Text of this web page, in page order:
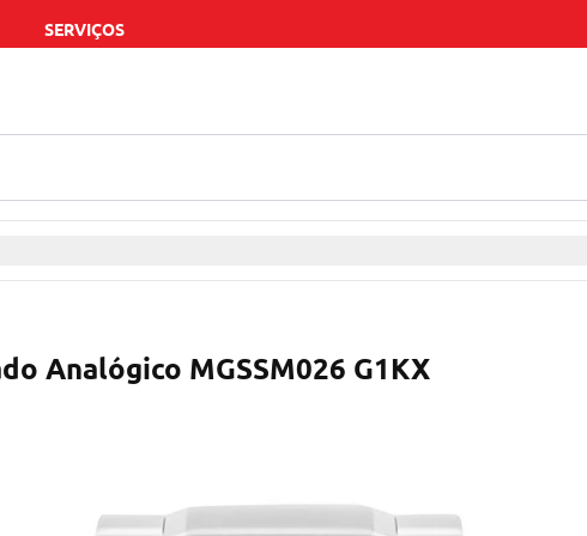
SERVIÇOS
Analógico MGSSM026 G1KX